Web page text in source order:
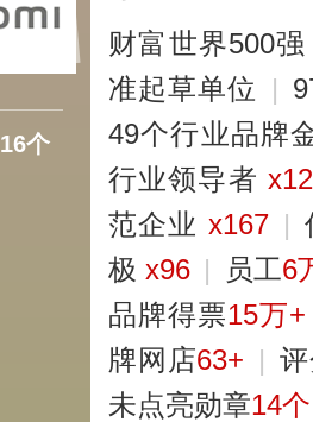
16个
财富世界500强
准起草单位
|
49个行业品牌
行业领导者
范企业 x167 |
极x96 | 员工6
品牌得票15万+
牌网店63+ |
未点亮勋章14个